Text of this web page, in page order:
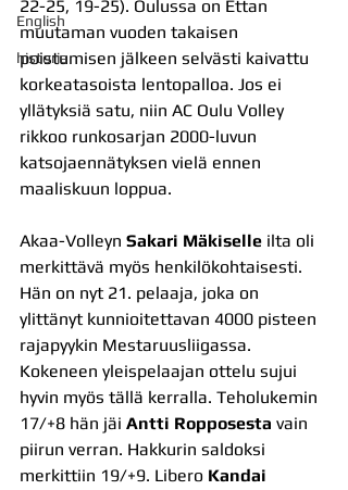
English
historia
22-25, 19-25). Oulussa on Ettan
muutaman vuoden takaisen
poistumisen jälkeen selvästi kaivattu
korkeatasoista lentopalloa. Jos ei
yllätyksiä satu, niin AC Oulu Volley
rikkoo runkosarjan 2000-luvun
katsojaennätyksen vielä ennen
maaliskuun loppua.
Akaa-Volleyn Sakari Mäkiselle ilta oli
merkittävä myös henkilökohtaisesti.
Hän on nyt 21. pelaaja, joka on
ylittänyt kunnioitettavan 4000 pisteen
rajapyykin Mestaruusliigassa.
Kokeneen yleispelaajan ottelu sujui
hyvin myös tällä kerralla. Teholukemin
17/+8 hän jäi Antti Ropposesta vain
piirun verran. Hakkurin saldoksi
merkittiin 19/+9. Libero Kandai